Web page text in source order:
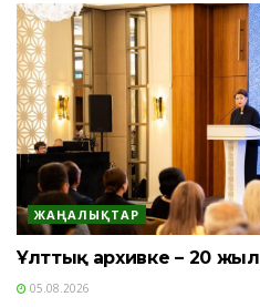
ЖАҢАЛЫҚТАР
Ұлттық архивке – 20 жыл
05.08.2026